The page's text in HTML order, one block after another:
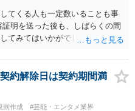
てくる人も一定数いることも事
明を送った後も、しばらくの間
てみてはいかがでしょうか。 そ
けお伝えし、それ以外には一切
るため、スタッフの方の負担軽
と思いますが、ご参考になりま
約解除日は契約期間満
則作成
#芸能・エンタメ業界